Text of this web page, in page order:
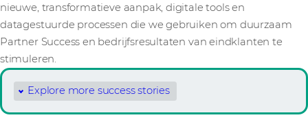
nieuwe, transformatieve aanpak, digitale tools en
datagestuurde processen die we gebruiken om duurzaam
Partner Success en bedrijfsresultaten van eindklanten te
stimuleren.
Explore more success stories